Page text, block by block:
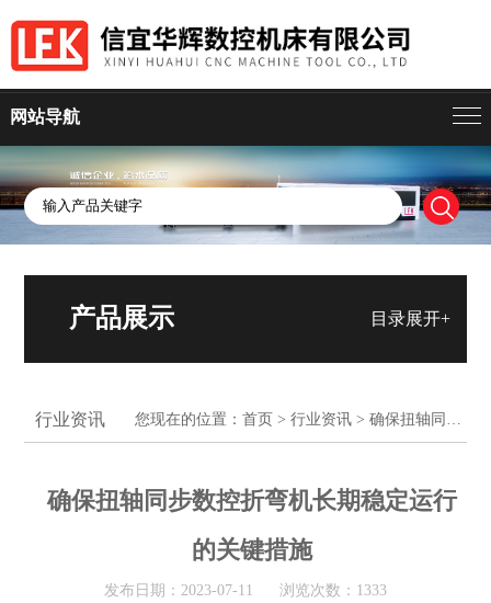
网站导航
目录展开+
产品展示
行业资讯 您现在的位置：首页 >行业资讯 > 确保扭轴同步数控折弯机长期稳定运行的关键措施
确保扭轴同步数控折弯机长期稳定运行
的关键措施
发布日期：2023-07-11 浏览次数：1333